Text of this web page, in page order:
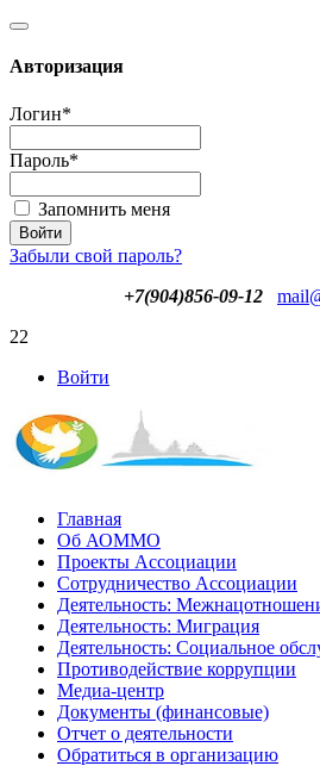
Авторизация
Логин*
Пароль*
Запомнить меня
Забыли свой пароль?
+7(904)856-09-12
22
Войти
Главная
Об АОММО
Проекты Ассоциации
Сотрудничество Ассоциации
Деятельность:
Деятельность: Миграция
Деятельность: Социальное
Противодействие коррупции
Медиа-центр
Документы (финансовые)
Отчет о деятельности
Обратиться в организацию